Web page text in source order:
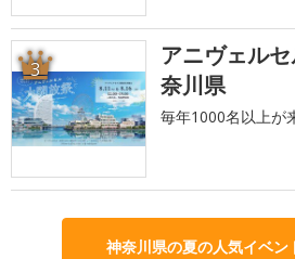
3
アニヴェル
奈川県
毎年1000名以上が
神奈川県の夏の人気イベン